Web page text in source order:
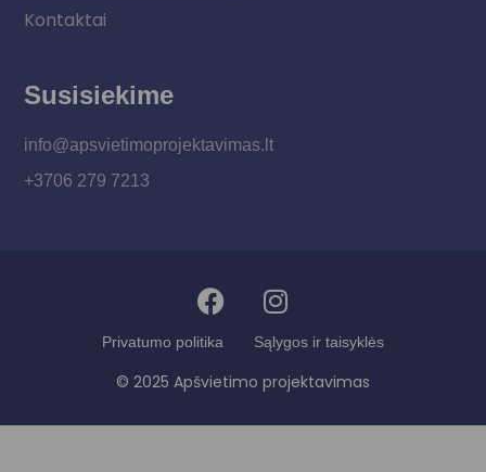
Kontaktai
Susisiekime
info@apsvietimoprojektavimas.lt
+3706 279 7213
Privatumo politika Sąlygos ir taisyklės
© 2025 Apšvietimo projektavimas